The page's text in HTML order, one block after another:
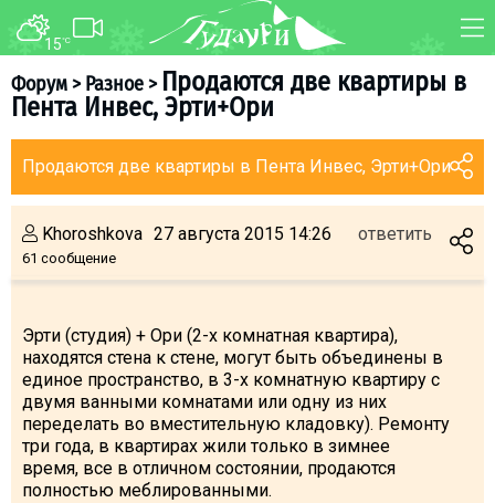
15°C
Форум>Разное> Продаются две квартиры в
Пента Инвес, Эрти+Ори
Продаются две квартиры в Пента Инвес, Эрти+Ори
Khoroshkova
61 сообщение
27 августа 2015 14:26 ответить
Эрти (студия) + Ори (2-х комнатная квартира),
находятся стена к стене, могут быть объединены в
единое пространство, в 3-х комнатную квартиру с
двумя ванными комнатами или одну из них
переделать во вместительную кладовку). Ремонту
три года, в квартирах жили только в зимнее
время, все в отличном состоянии, продаются
полностью меблированными.
ФОРУМ КАРТА
ТРАНСФЕР
О курорте
Инструкторы
Прокат
Дети в Гудаури
Развлечения
Календарь событий
Телеграм-канал
Гудаури
INFO